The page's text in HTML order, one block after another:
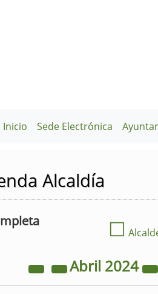
Inicio Sede Electrónica
Alcaldía
☐
Abril 2024